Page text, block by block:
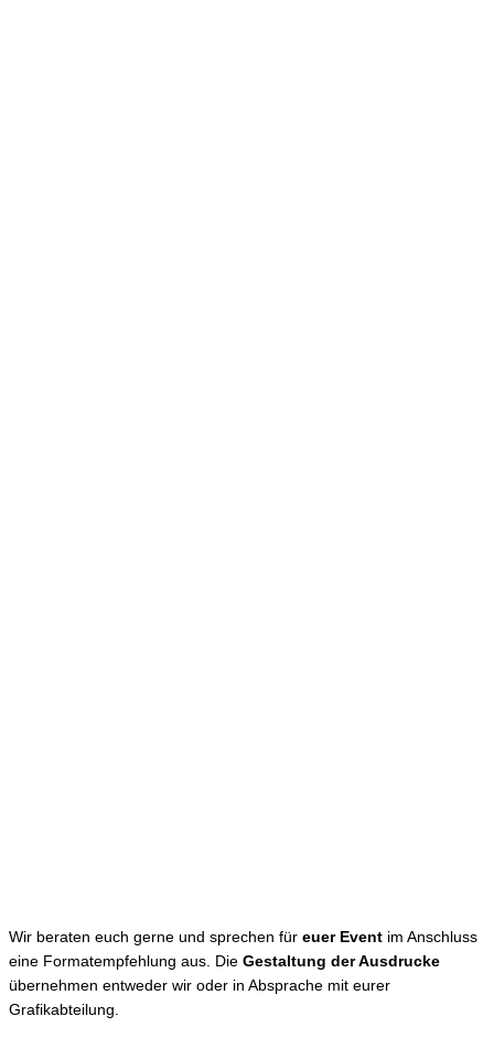
Wir beraten euch gerne und sprechen für euer Event im Anschluss
eine Formatempfehlung aus. Die Gestaltung der Ausdrucke
übernehmen entweder wir oder in Absprache mit eurer
Grafikabteilung.